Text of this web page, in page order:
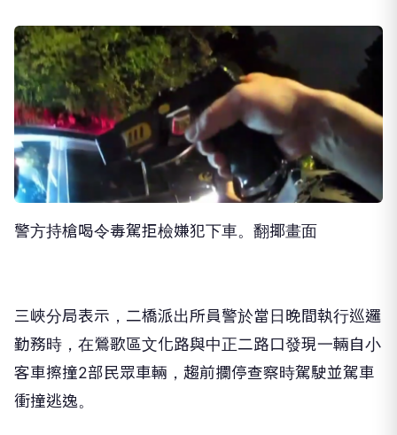
警方持槍喝令毒駕拒檢嫌犯下車。翻揶畫面
三峽分局表示，二橋派出所員警於當日晚間執行巡邏
勤務時，在鶯歌區文化路與中正二路口發現一輛自小
客車擦撞2部民眾車輛，趨前攔停查察時駕駛並駕車
衝撞逃逸。